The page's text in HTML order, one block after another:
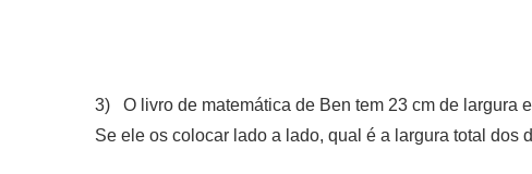
3) O livro de matemática de Ben tem 23 cm de largura
Se ele os colocar lado a lado, qual é a largura total dos